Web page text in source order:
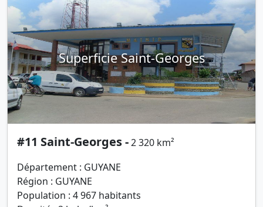
Superficie Saint-Georges
#11 Saint-Georges -2 320 km²
Département : GUYANE
Région : GUYANE
Population : 4 967 habitants